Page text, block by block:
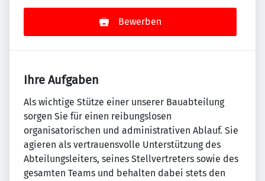
Bewerben
Ihre Aufgaben
Als wichtige Stütze einer unserer Bauabteilung
sorgen Sie für einen reibungslosen
organisatorischen und administrativen Ablauf. Sie
agieren als vertrauensvolle Unterstützung des
Abteilungsleiters, seines Stellvertreters sowie des
gesamten Teams und behalten dabei stets den